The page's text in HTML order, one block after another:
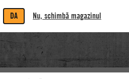
DA Nu, schimbă magazinul